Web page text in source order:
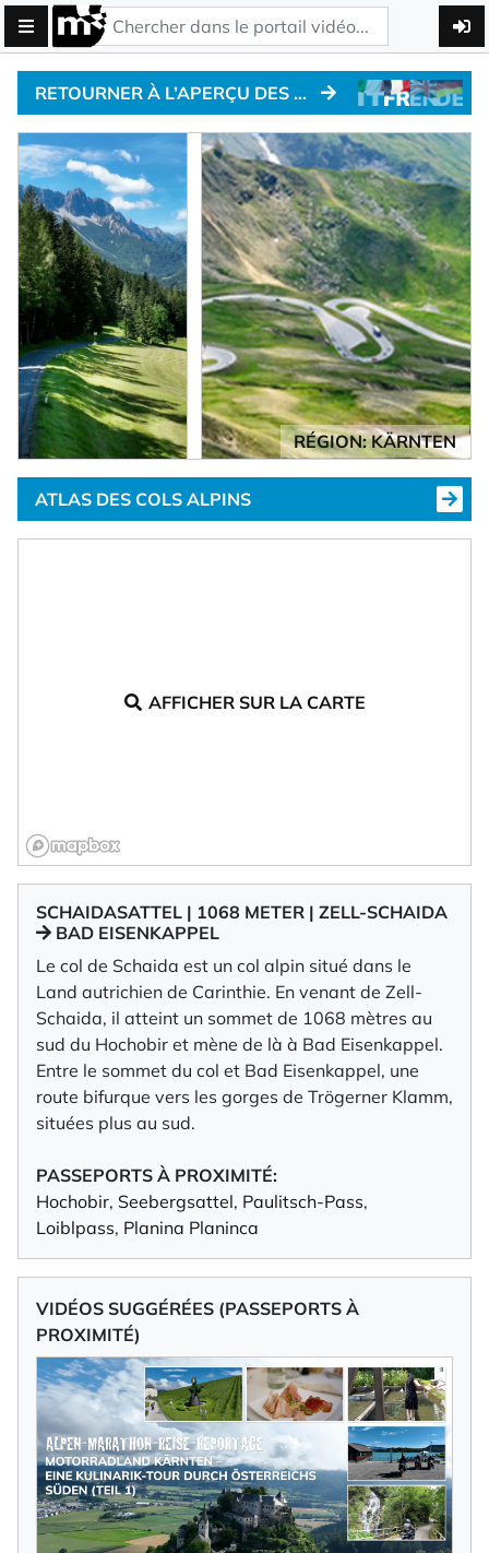
RETOURNER À L’APERÇU DES COLS ALPINS
RÉGION: KÄRNTEN
ATLAS DES COLS ALPINS
AFFICHER SUR LA CARTE
SCHAIDASATTEL | 1068 METER | ZELL-SCHAIDA
BAD EISENKAPPEL
Le col de Schaida est un col alpin situé dans le
Land autrichien de Carinthie. En venant de Zell-
Schaida, il atteint un sommet de 1068 mètres au
sud du Hochobir et mène de là à Bad Eisenkappel.
Entre le sommet du col et Bad Eisenkappel, une
route bifurque vers les gorges de Trögerner Klamm,
situées plus au sud.
PASSEPORTS À PROXIMITÉ:
Hochobir, Seebergsattel, Paulitsch-Pass,
Loiblpass, Planina Planinca
VIDÉOS SUGGÉRÉES (PASSEPORTS À
PROXIMITÉ)